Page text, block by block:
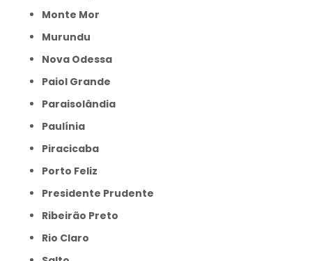
Monte Mor
Murundu
Nova Odessa
Paiol Grande
Paraisolândia
Paulínia
Piracicaba
Porto Feliz
Presidente Prudente
Ribeirão Preto
Rio Claro